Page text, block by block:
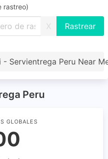
rastreo)
X
Servientrega Peru Near
Peru
GLOBALES